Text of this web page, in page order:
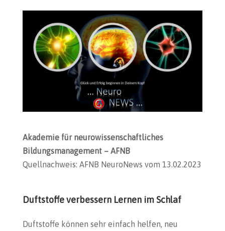
Akademie für neurowissenschaftliches
Bildungsmanagement – AFNB
Quellnachweis: AFNB NeuroNews vom 13.02.2023
Duftstoffe verbessern Lernen im Schlaf
Duftstoffe können sehr einfach helfen, neu